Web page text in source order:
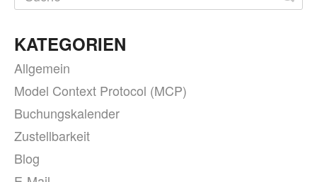
KATEGORIEN
Allgemein
Model Context Protocol (MCP)
Buchungskalender
Zustellbarkeit
Blog